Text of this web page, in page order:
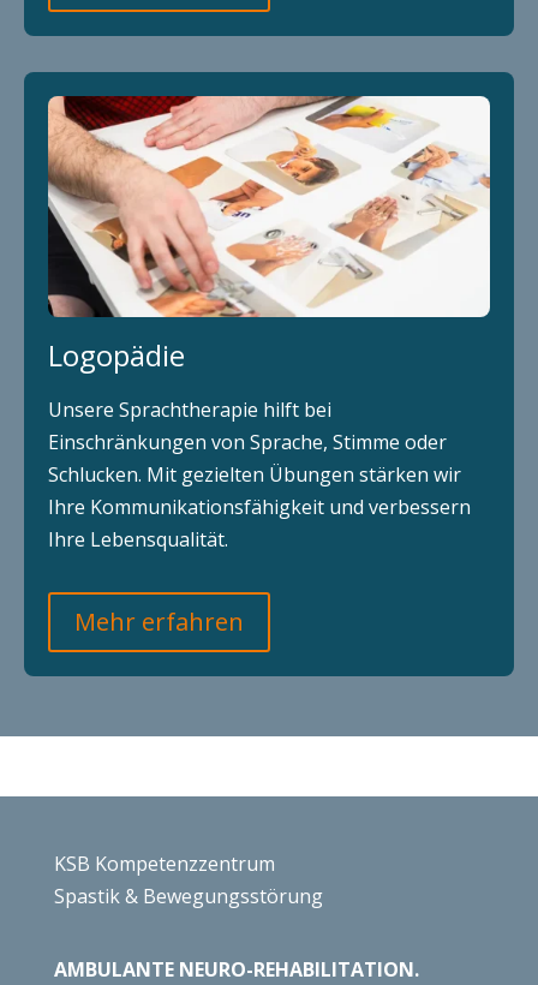
Logopädie
Unsere Sprachtherapie hilft bei
Einschränkungen von Sprache, Stimme oder
Schlucken. Mit gezielten Übungen stärken wir
Ihre Kommunikationsfähigkeit und verbessern
Ihre Lebensqualität.
Mehr erfahren
KSB Kompetenzzentrum
Spastik & Bewegungsstörung
AMBULANTE NEURO-REHABILITATION.